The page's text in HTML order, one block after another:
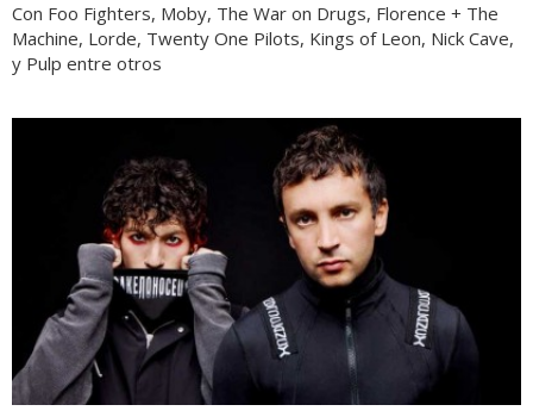
Con Foo Fighters, Moby, The War on Drugs, Florence + The
Machine, Lorde, Twenty One Pilots, Kings of Leon, Nick Cave,
y Pulp entre otros